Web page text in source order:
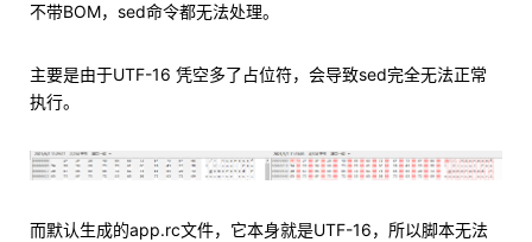
不带BOM，sed命令都无法处理。
主要是由于UTF-16 凭空多了占位符，会导致sed完全无法正常
执行。
而默认生成的app.rc文件，它本身就是UTF-16，所以脚本无法